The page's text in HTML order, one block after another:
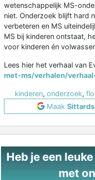
wetenschappelijk MS-
niet. Onderzoek blijft hard
verbeteren en MS
MS bij kinderen ontstaat,
voor kinderen én
Lees hier het verhaal van
met-ms/verhalen/
kinderen, onderzoek,
Maak
Heb je een
met